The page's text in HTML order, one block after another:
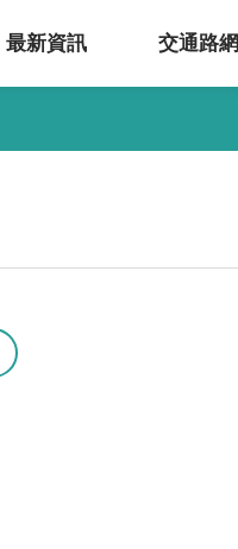
最新資訊 交通路網